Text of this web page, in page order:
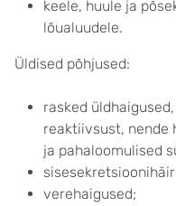
keele, huule ja
lõualuudele.
Üldised põhjused:
rasked
reaktiivsust, nende
ja pahaloomulised
verehaigused;